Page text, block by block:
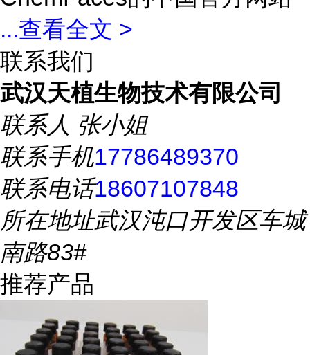
...查看全文 >
联系我们
武汉天植生物技术有限公司
联系人 张小姐
联系手机17786489370
联系电话18607107848
所在地址武汉沌口开发区车城
南路83#
推荐产品